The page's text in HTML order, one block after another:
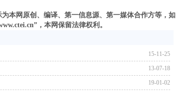
本网原创、编译、第一信息源、第一媒体合作方等，如
，本网保留法律权利。
15-11-25
13-07-18
19-01-02